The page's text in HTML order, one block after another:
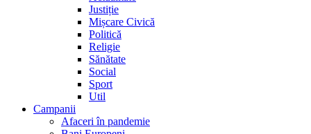
Justiție
Mișcare Civică
Politică
Religie
Sănătate
Social
Sport
Util
Campanii
Afaceri în pandemie